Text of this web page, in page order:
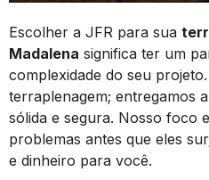
Escolher a JFR para sua
Madalena significa ter um
complexidade do seu
terraplenagem; entregamos
sólida e segura. Nosso foco
problemas antes que eles
e dinheiro para você.